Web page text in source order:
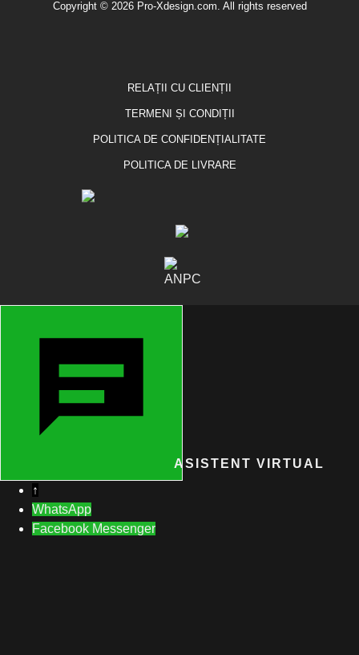
Copyright © 2026 Pro-Xdesign.com. All rights reserved
RELAȚII CU CLIENȚII
TERMENI ȘI CONDIȚII
POLITICA DE CONFIDENȚIALITATE
POLITICA DE LIVRARE
ASISTENT VIRTUAL
↑
WhatsApp
Facebook Messenger